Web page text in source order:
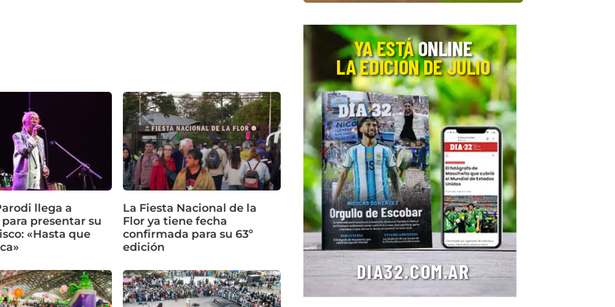
llega a
presentar su
«Hasta que
La Fiesta Nacional de la
Flor ya tiene fecha
confirmada para su 63º
edición